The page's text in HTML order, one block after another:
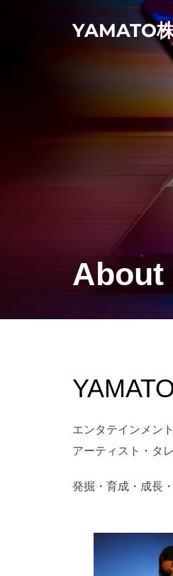
YAMATO
About
エンタテインメン
アーティスト・タ
発掘・育成・成長